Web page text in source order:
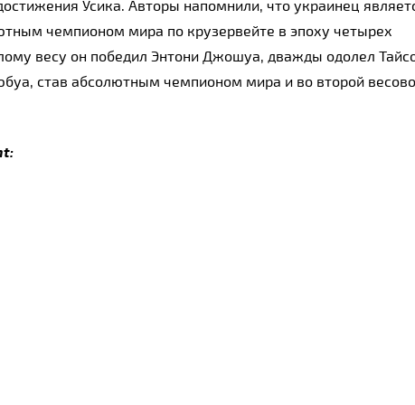
Усика. Авторы напомнили, что украинец
чемпионом мира по крузервейте в эпоху четырех
весу он победил Энтони Джошуа, дважды одолел
став абсолютным чемпионом мира и во второй